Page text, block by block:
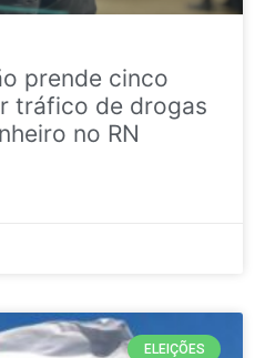
prende cinco
tráfico de drogas
no RN
ELEIÇÕES